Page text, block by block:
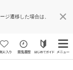
ジ遷移した場合は、